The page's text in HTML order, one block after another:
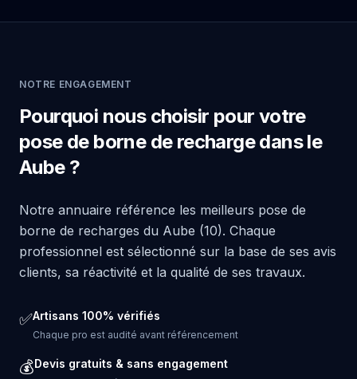
NOTRE ENGAGEMENT
Pourquoi nous choisir pour votre
pose de borne de recharge dans le
Aube ?
Notre annuaire référence les meilleurs pose de
borne de recharges du Aube (10). Chaque
professionnel est sélectionné sur la base de ses avis
clients, sa réactivité et la qualité de ses travaux.
✅Artisans 100% vérifiés
Chaque pro est audité avant référencement
💰Devis gratuits & sans engagement